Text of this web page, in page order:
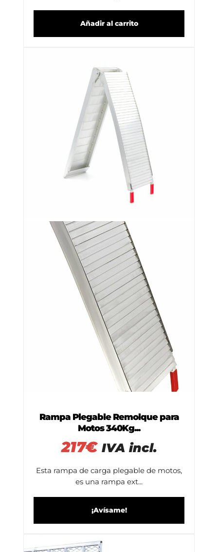
Añadir al carrito
Rampa Plegable Remolque para
Motos 340Kg...
217€ IVA incl.
Esta rampa de carga plegable de motos,
es una rampa ext...
¡Avísame!